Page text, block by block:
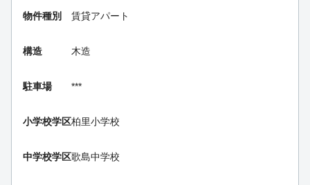
物件種別 賃貸アパート
構造 木造
駐車場 ***
小学校学区柏里小学校
中学校学区歌島中学校